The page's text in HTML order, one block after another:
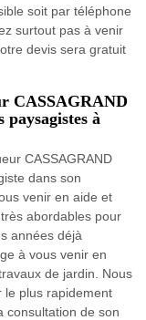
soit par téléphone
surtout pas à venir
devis sera gratuit
CASSAGRAND
à
CASSAGRAND
dans son
venir en aide et
abordables pour
années déjà
à vous venir en
de jardin. Nous
le plus rapidement
consultation de son